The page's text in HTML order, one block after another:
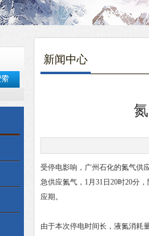
新闻中心
受停电影响，广州石化的氮气供
急供应氮气，1月31日20时20分
应期。
由于本次停电时间长，液氮消耗